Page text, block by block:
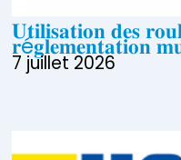
𝐔𝐭𝐢𝐥𝐢𝐬𝐚𝐭𝐢𝐨𝐧 𝐝𝐞𝐬
𝐫é𝐠𝐥𝐞𝐦𝐞𝐧𝐭𝐚𝐭𝐢𝐨𝐧
7 juillet 2026